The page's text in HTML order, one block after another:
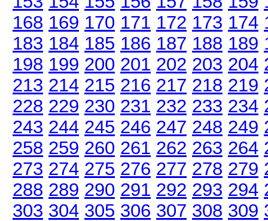
168 169 170 171 172 173 174
183 184 185 186 187 188 189
198 199 200 201 202 203 204
213 214 215 216 217 218 219
228 229 230 231 232 233 234
243 244 245 246 247 248 249
258 259 260 261 262 263 264
273 274 275 276 277 278 279
288 289 290 291 292 293 294
303 304 305 306 307 308 309